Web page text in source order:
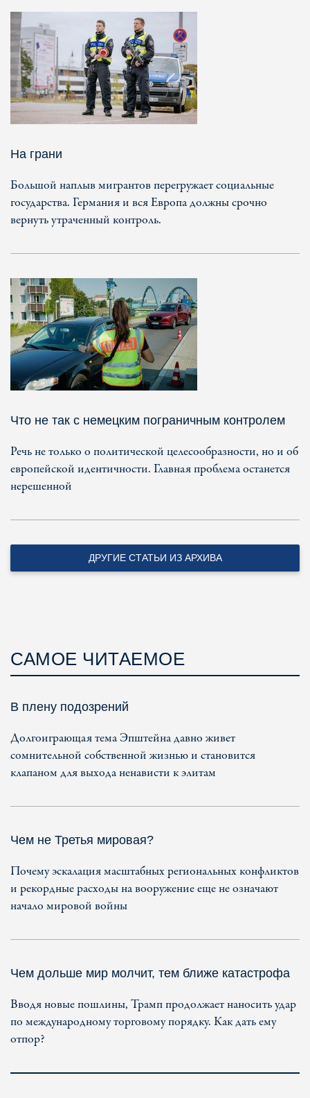
На грани
Большой наплыв мигрантов перегружает социальные
государства. Германия и вся Европа должны срочно
вернуть утраченный контроль.
Что не так с немецким пограничным контролем
Речь не только о политической целесообразности, но и об
европейской идентичности. Главная проблема останется
нерешенной
ДРУГИЕ СТАТЬИ ИЗ АРХИВА
САМОЕ ЧИТАЕМОЕ
В плену подозрений
Долгоиграющая тема Эпштейна давно живет
сомнительной собственной жизнью и становится
клапаном для выхода ненависти к элитам
Чем не Третья мировая?
Почему эскалация масштабных региональных конфликтов
и рекордные расходы на вооружение еще не означают
начало мировой войны
Чем дольше мир молчит, тем ближе катастрофа
Вводя новые пошлины, Трамп продолжает наносить удар
по международному торговому порядку. Как дать ему
отпор?